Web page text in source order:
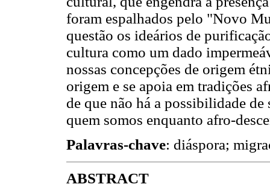
foram espalhados pelo "Novo
questão os ideários de
cultura como um dado
nossas concepções de origem
origem e se apoia em tradições
de que não há a possibilidade
quem somos enquanto afro-
Palavras-chave: diáspora;
ABSTRACT